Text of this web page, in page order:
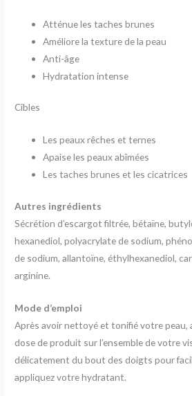
Atténue les taches brunes
Améliore la texture de la peau
Anti-âge
Hydratation intense
Cibles
Les peaux rêches et ternes
Apaise les peaux abîmées
Les taches brunes et les cicatrices
Autres ingrédients
Sécrétion d’escargot filtrée, bétaïne,
hexanediol, polyacrylate de sodium,
de sodium, allantoïne, éthylhexanediol,
arginine.
Mode d’emploi
Après avoir nettoyé et tonifié votre peau,
dose de produit sur l’ensemble de votre
délicatement du bout des doigts pour
appliquez votre hydratant.